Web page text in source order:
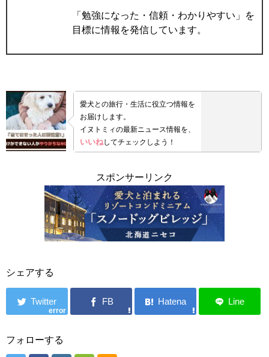
「勉強になった・信頼・わかりやすい」を
目標に情報を発信しています。
愛犬との旅行・生活に役立つ情報を
お届けします。
イヌトミィの最新ニュース情報を、
いいねしてチェックしよう！
スポンサーリンク
シェアする
error
フォローする